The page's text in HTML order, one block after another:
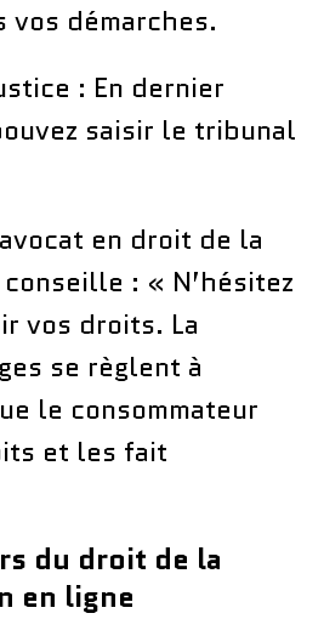
vos démarches.
: En dernier
saisir le tribunal
en droit de la
: « N’hésitez
vos droits. La
se règlent à
le consommateur
et les fait
du droit de la
en ligne